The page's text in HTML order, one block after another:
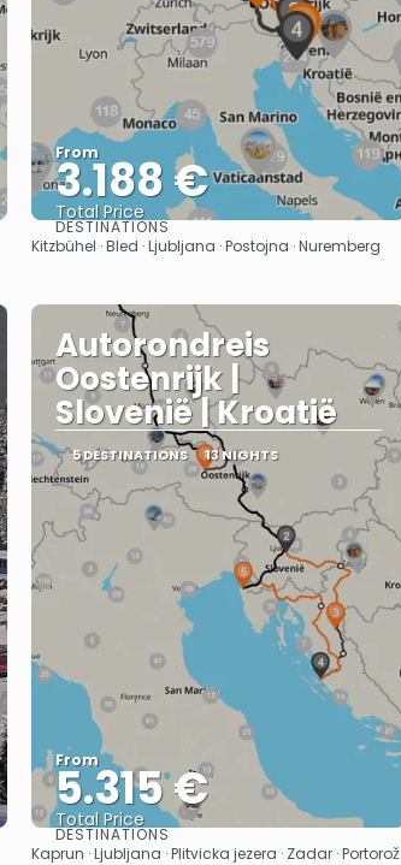
From
3.188 €
Total Price
See
DESTINATIONS
Kitzbühel · Bled · Ljubljana · Postojna · Nuremberg
Autorondreis
Oostenrijk |
Slovenië | Kroatië
5 DESTINATIONS 13 NIGHTS
From
5.315 €
Total Price
See
DESTINATIONS
Kaprun · Ljubljana · Plitvicka jezera · Zadar · Portorož